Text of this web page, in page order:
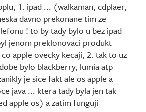
1. ipad ... (walkaman, cdplaer,
davno prekonane tim ze
! to by tady bylo u bez ipad
jenom preklonovaci produkt
apple ovecky kecaji, 2. tak to uz
bylo blackberry, lumia atp
je sice fakt ale os apple a
java ... ktera tady byla jen tak
apple os) a zatim funguji